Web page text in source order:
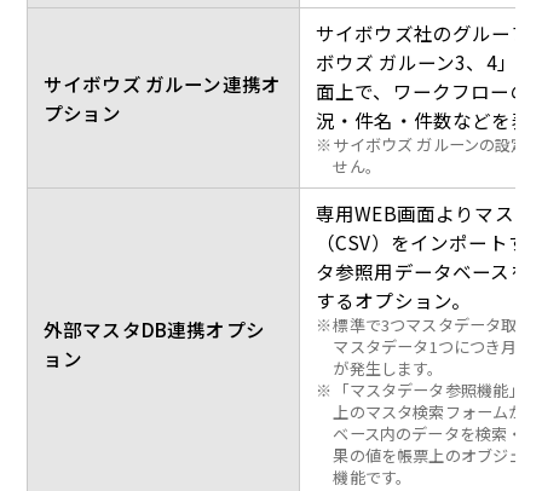
サイボウズ ガルーン連携オ
プション
サイボウズ社のグループ
ボウズ ガルーン3、4」
面上で、ワークフローの
況・件名・件数などを表
※ サイボウズ ガルーンの設定
せん。
外部マスタDB連携オプシ
ョン
専用WEB画面よりマスタ
（CSV）をインポートす
タ参照用データベースを
するオプション。
※標準で3つマスタデータ取り
マスタデータ1つにつき月額
が発生します。
※
「マスタデータ参照機能」
上のマスタ検索フォームか
ベース内のデータを検索・
果の値を帳票上のオブジェ
機能です。